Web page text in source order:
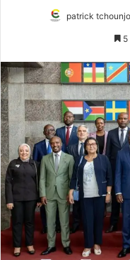
patrick tchounjo
5